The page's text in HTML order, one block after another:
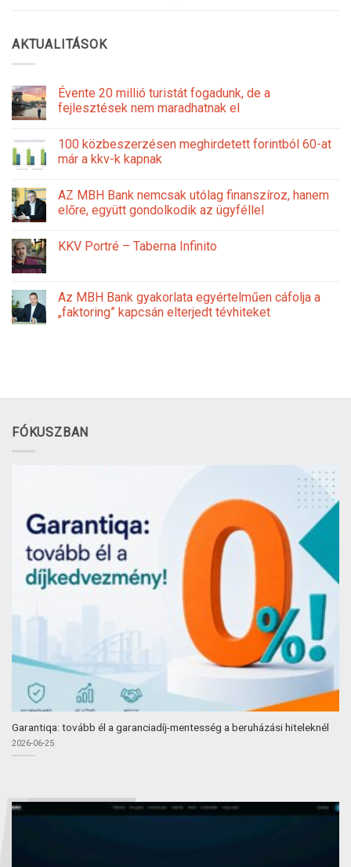
AKTUALITÁSOK
Évente 20 millió turistát fogadunk, de a
fejlesztések nem maradhatnak el
100 közbeszerzésen meghirdetett forintból 60-at
már a kkv-k kapnak
AZ MBH Bank nemcsak utólag finanszíroz, hanem
előre, együtt gondolkodik az ügyféllel
KKV Portré – Taberna Infinito
Az MBH Bank gyakorlata egyértelműen cáfolja a
„faktoring” kapcsán elterjedt tévhiteket
FÓKUSZBAN
Garantiqa: tovább él a garanciadíj-mentesség a beruházási hiteleknél
2026-06-25